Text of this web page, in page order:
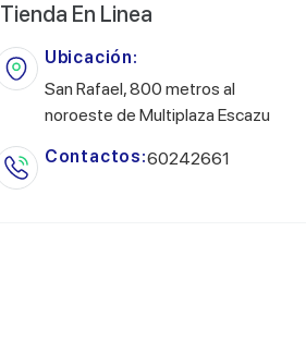
Tienda En Linea
Ubicación:
San Rafael, 800 metros al
noroeste de Multiplaza Escazu
Contactos:60242661